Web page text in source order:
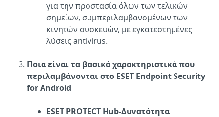
για την προστασία όλων των τελικών
σημείων, συμπεριλαμβανομένων των
κινητών συσκευών, με εγκατεστημένες
λύσεις antivirus.
Ποια είναι τα βασικά χαρακτηριστικά που
περιλαμβάνονται στο ESET Endpoint Security
for Android
ESET PROTECT Hub-Δυνατότητα